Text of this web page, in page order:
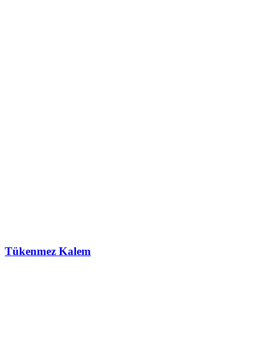
Tükenmez Kalem